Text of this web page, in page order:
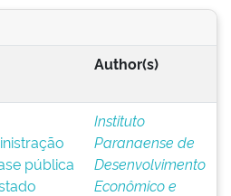
Author(s)
pública
Instituto
Paranaense de
Desenvolvimento
Econômico e